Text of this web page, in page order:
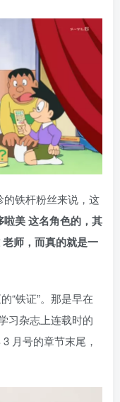
的铁杆粉丝来说，这
啦美 这名角色的，其
师，而真的就是一
“铁证”。那是早在
习杂志上连载时的
3 月号的章节末尾，